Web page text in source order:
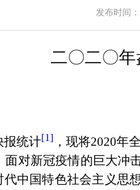
发布时间
二〇二〇年
报统计[1] ，现将2020年
面对新冠疫情的巨大冲
代中国特色社会主义思